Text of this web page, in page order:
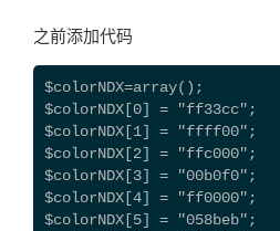
之前添加代码
$colorNDX=array();
$colorNDX[0] = "ff33cc";
$colorNDX[1] = "ffff00";
$colorNDX[2] = "ffc000";
$colorNDX[3] = "00b0f0";
$colorNDX[4] = "ff0000";
$colorNDX[5] = "058beb";